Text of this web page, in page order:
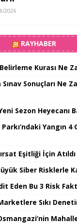
2026
RAYHABER
Kurası Ne
Sonuçları Ne
Sezon Heyecanı
Yangın 4
Eşitliği İçin Atıldı
Siber Risklerle
Eden Bu 3 Risk
Sıkı